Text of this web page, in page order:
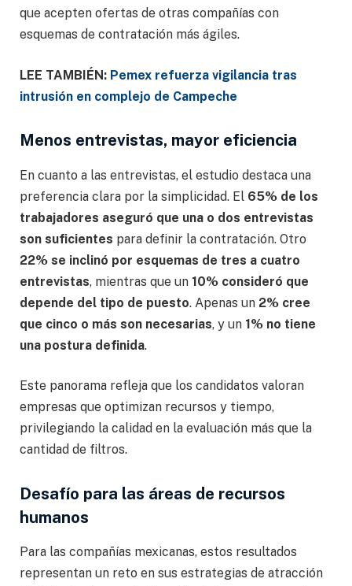
que acepten ofertas de otras compañías con
esquemas de contratación más ágiles.
LEE TAMBIÉN: Pemex refuerza vigilancia tras
intrusión en complejo de Campeche
Menos entrevistas, mayor eficiencia
En cuanto a las entrevistas, el estudio destaca una
preferencia clara por la simplicidad. El 65% de los
trabajadores aseguró que una o dos entrevistas
son suficientes para definir la contratación. Otro
22% se inclinó por esquemas de tres a cuatro
entrevistas, mientras que un 10% consideró que
depende del tipo de puesto. Apenas un 2% cree
que cinco o más son necesarias, y un 1% no tiene
una postura definida.
Este panorama refleja que los candidatos valoran
empresas que optimizan recursos y tiempo,
privilegiando la calidad en la evaluación más que la
cantidad de filtros.
Desafío para las áreas de recursos
humanos
Para las compañías mexicanas, estos resultados
representan un reto en sus estrategias de atracción